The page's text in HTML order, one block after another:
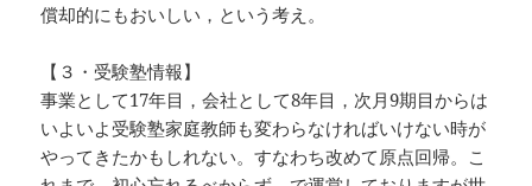
償却的にもおいしい，という考え。
【３・受験塾情報】
事業として17年目，会社として8年目，次月9期目からは
いよいよ受験塾家庭教師も変わらなければいけない時が
やってきたかもしれない。すなわち改めて原点回帰。こ